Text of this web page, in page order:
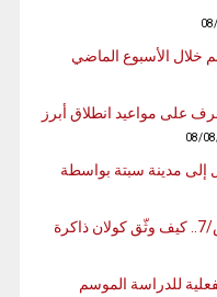
خلال الأسبوع الماضي
على مواعيد انطلاق أبرز
08/
إلى مدينة سبتة بواسطة
معجم الحرف التقليدية في مراكش/7.. كيف وثّق كولان ذاكرة
الفعلية للدراسة الموسم